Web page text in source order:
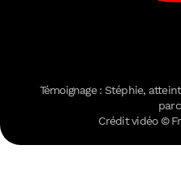
Témoignage : Stéphie,
Crédit vidéo ©